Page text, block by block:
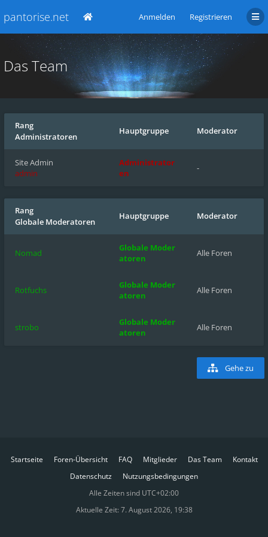
pantorise.net Anmelden Registrieren
Das Team
Rang
Administratoren
Hauptgruppe Moderator
Site Admin
admin
Administrator
en
-
Rang
Globale Moderatoren
Hauptgruppe Moderator
Nomad
Globale Moder
atoren
Alle Foren
Rotfuchs
Globale Moder
atoren
Alle Foren
strobo
Globale Moder
atoren
Alle Foren
Gehe zu
Startseite Foren-Übersicht FAQ Mitglieder Das Team
Kontakt
Datenschutz
Nutzungsbedingungen
Alle Zeiten sind UTC+02:00
Aktuelle Zeit: 7. August 2026, 19:38